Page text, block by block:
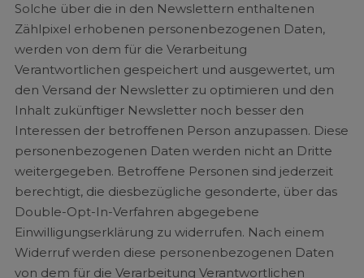
Solche über die in den Newslettern enthaltenen
Zählpixel erhobenen personenbezogenen Daten,
werden von dem für die Verarbeitung
Verantwortlichen gespeichert und ausgewertet, um
den Versand der Newsletter zu optimieren und den
Inhalt zukünftiger Newsletter noch besser den
Interessen der betroffenen Person anzupassen. Diese
personenbezogenen Daten werden nicht an Dritte
weitergegeben. Betroffene Personen sind jederzeit
berechtigt, die diesbezügliche gesonderte, über das
Double-Opt-In-Verfahren abgegebene
Einwilligungserklärung zu widerrufen. Nach einem
Widerruf werden diese personenbezogenen Daten
von dem für die Verarbeitung Verantwortlichen